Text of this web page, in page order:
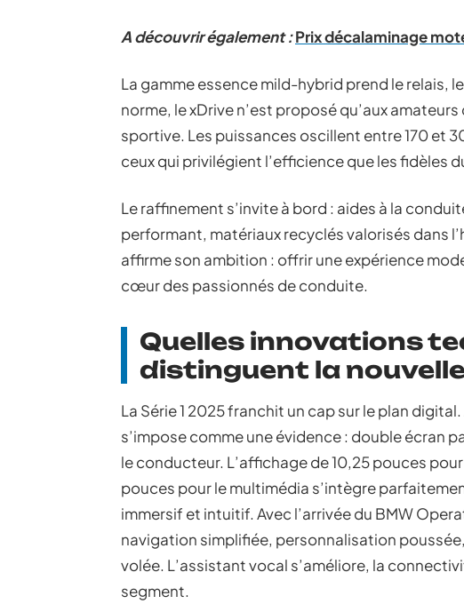
A découvrir également :Prix décalaminage
La gamme essence mild-hybrid prend le relais,
norme, le xDrive n’est proposé qu’aux
sportive. Les puissances oscillent entre 170 et
ceux qui privilégient l’efficience que les fidèles
Le raffinement s’invite à bord : aides à la
performant, matériaux recyclés valorisés dans
affirme son ambition : offrir une expérience
cœur des passionnés de conduite.
Quelles innovations
distinguent la
La Série 1 2025 franchit un cap sur le plan
s’impose comme une évidence : double écran
le conducteur. L’affichage de 10,25 pouces
pouces pour le multimédia s’intègre
immersif et intuitif. Avec l’arrivée du BMW
navigation simplifiée, personnalisation
volée. L’assistant vocal s’améliore, la
segment.